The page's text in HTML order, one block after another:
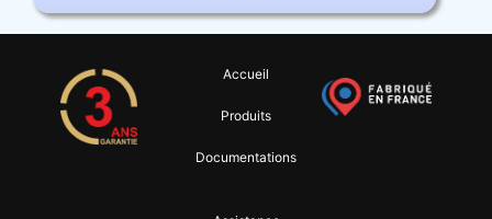
Accueil
Produits
Documentations